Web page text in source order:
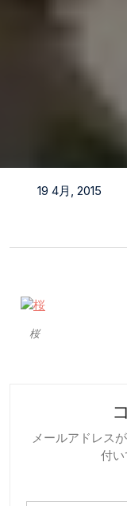
19 4月, 2015
桜
メールアドレス
付